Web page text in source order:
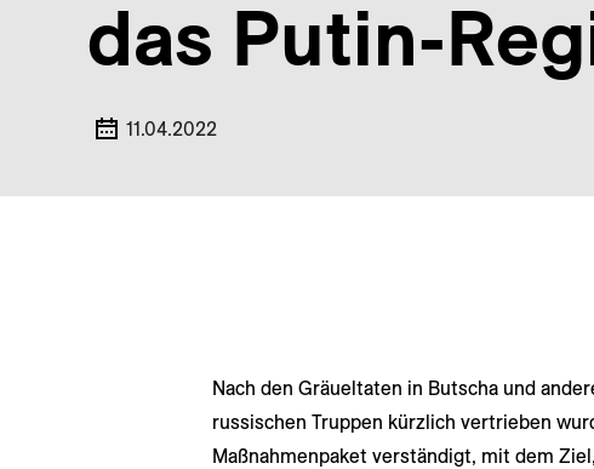
das Putin-
11.04.2022
Nach den Gräueltaten in Butscha und
russischen Truppen kürzlich vertrieben
Maßnahmenpaket verständigt, mit dem